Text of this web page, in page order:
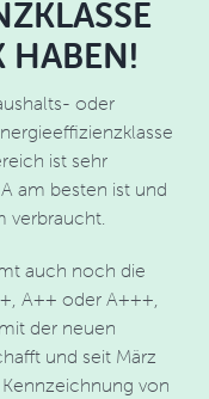
HABEN!
oder
ist sehr
am besten ist und
verbraucht.
auch noch die
A++ oder A+++,
der neuen
und seit März
von